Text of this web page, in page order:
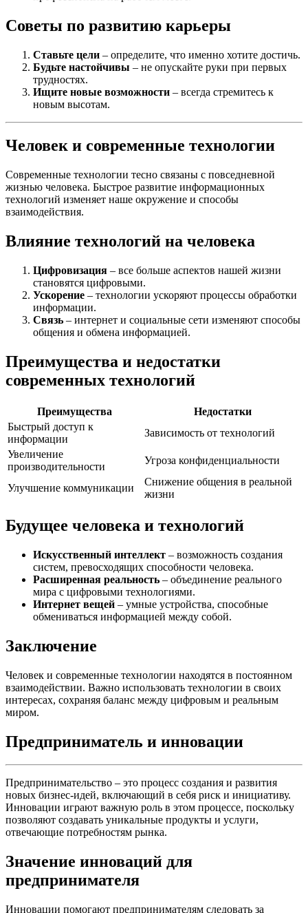
Советы по развитию карьеры
Ставьте цели – определите, что именно хотите достичь.
Будьте настойчивы – не опускайте руки при первых
трудностях.
Ищите новые возможности – всегда стремитесь к
новым высотам.
Человек и современные технологии
Современные технологии тесно связаны с повседневной
жизнью человека. Быстрое развитие информационных
технологий изменяет наше окружение и способы
взаимодействия.
Влияние технологий на человека
Цифровизация – все больше аспектов нашей жизни
становятся цифровыми.
Ускорение – технологии ускоряют процессы обработки
информации.
Связь – интернет и социальные сети изменяют способы
общения и обмена информацией.
Преимущества и недостатки
современных технологий
Преимущества
Недостатки
Быстрый доступ к
информации
Зависимость от технологий
Увеличение
производительности
Угроза конфиденциальности
Улучшение коммуникации
Снижение общения в реальной
жизни
Будущее человека и технологий
Искусственный интеллект – возможность создания
систем, превосходящих способности человека.
Расширенная реальность – объединение реального
мира с цифровыми технологиями.
Интернет вещей – умные устройства, способные
обмениваться информацией между собой.
Заключение
Человек и современные технологии находятся в постоянном
взаимодействии. Важно использовать технологии в своих
интересах, сохраняя баланс между цифровым и реальным
миром.
Предприниматель и инновации
Предпринимательство – это процесс создания и развития
новых бизнес-идей, включающий в себя риск и инициативу.
Инновации играют важную роль в этом процессе, поскольку
позволяют создавать уникальные продукты и услуги,
отвечающие потребностям рынка.
Значение инноваций для
предпринимателя
Инновации помогают предпринимателям следовать за